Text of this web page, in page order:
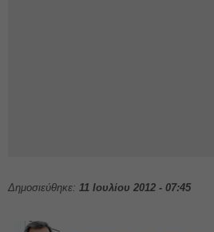
Δημοσιεύθηκε: 11 Ιουλίου 2012 - 07:45